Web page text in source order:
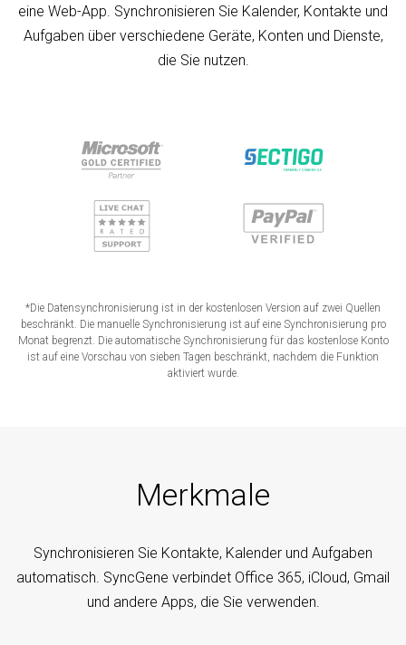
eine Web-App. Synchronisieren Sie Kalender, Kontakte und
Aufgaben über verschiedene Geräte, Konten und Dienste,
die Sie nutzen.
*Die Datensynchronisierung ist in der kostenlosen Version auf zwei Quellen
beschränkt. Die manuelle Synchronisierung ist auf eine Synchronisierung pro
Monat begrenzt. Die automatische Synchronisierung für das kostenlose Konto
ist auf eine Vorschau von sieben Tagen beschränkt, nachdem die Funktion
aktiviert wurde.
Merkmale
Synchronisieren Sie Kontakte, Kalender und Aufgaben
automatisch. SyncGene verbindet Office 365, iCloud, Gmail
und andere Apps, die Sie verwenden.